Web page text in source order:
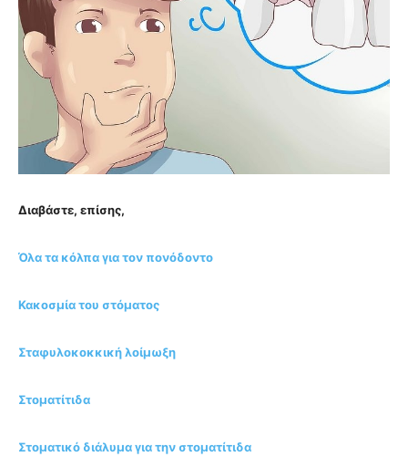
Διαβάστε, επίσης,
Όλα τα κόλπα για τον πονόδοντο
Κακοσμία του στόματος
Σταφυλοκοκκική λοίμωξη
Στοματίτιδα
Στοματικό διάλυμα για την στοματίτιδα